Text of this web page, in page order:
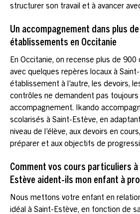
structurer son travail et à avancer
Un accompagnement dans plus
établissements en Occitanie
En Occitanie, on recense plus de
avec quelques repères locaux à Saint-
établissement à l’autre, les devoirs,
contrôles ne demandent pas toujours
accompagnement. Ikando
scolarisés à Saint-Estève, en
niveau de l’élève, aux devoirs en
préparer et aux objectifs de
Comment vos cours particuliers
Estève aident-ils mon enfant à
Nous mettons votre enfant en
idéal à Saint-Estève, en fonction de